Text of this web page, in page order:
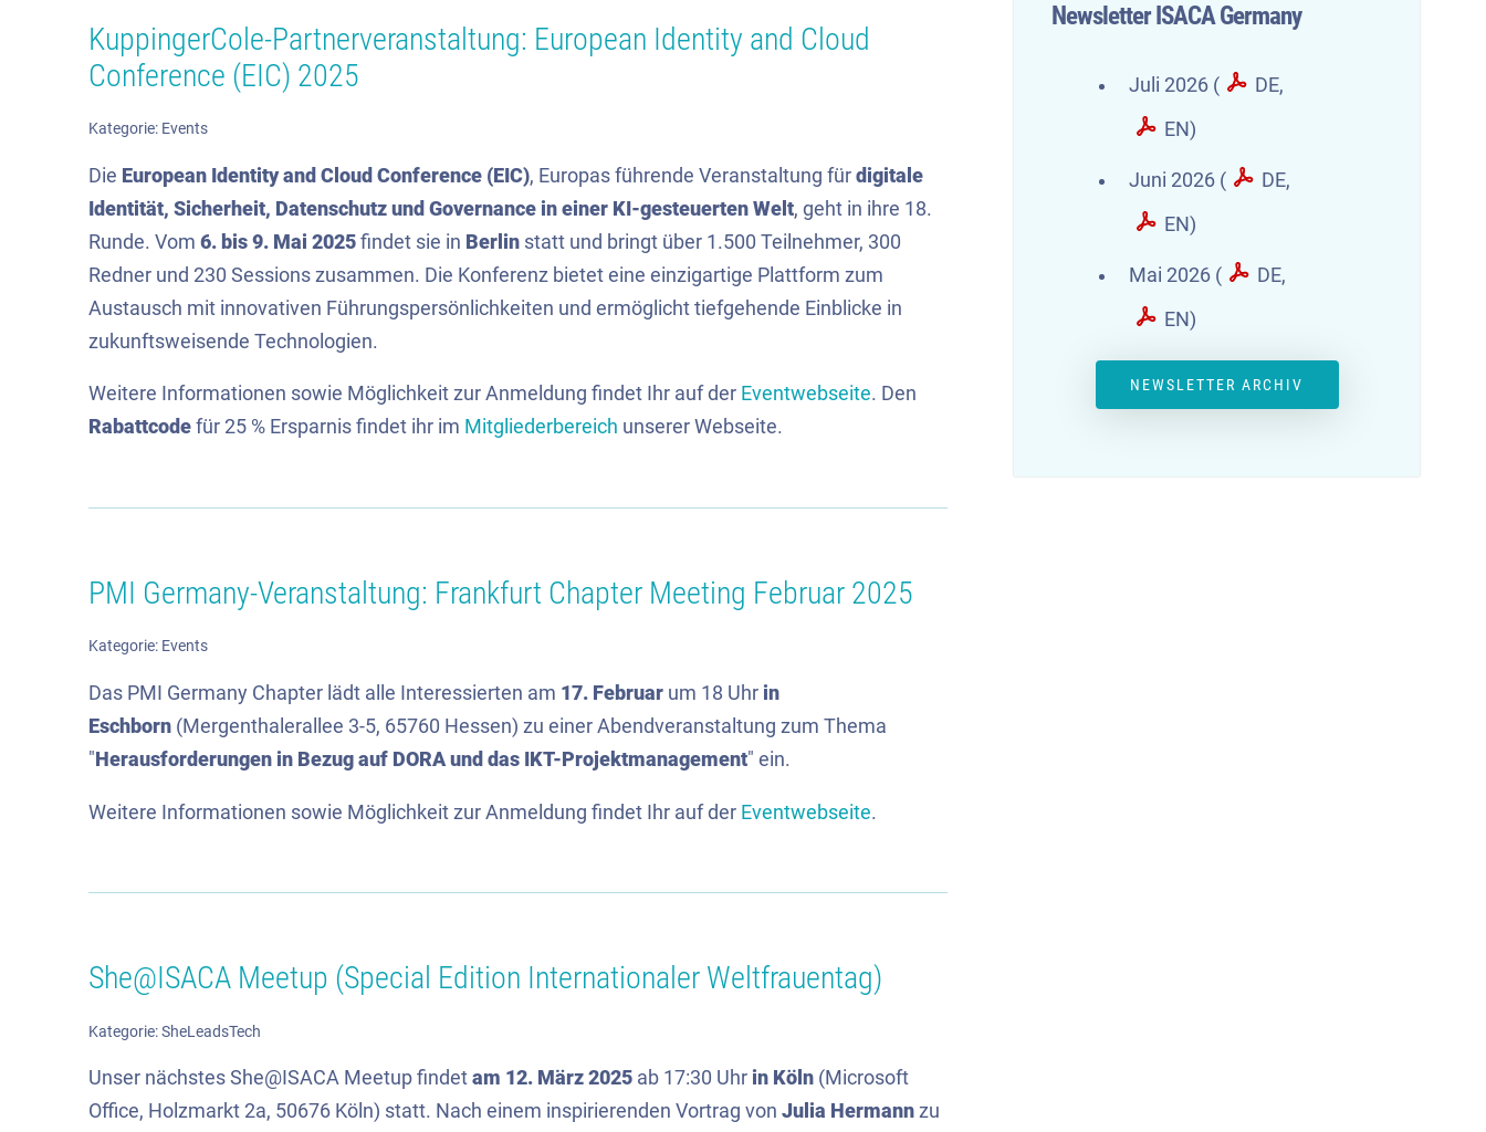
KuppingerCole-Partnerveranstaltung: European Identity and Cloud
Conference (EIC) 2025
Kategorie: Events
Die European Identity and Cloud Conference (EIC), Europas führende Veranstaltung für digitale
Identität, Sicherheit, Datenschutz und Governance in einer KI-gesteuerten Welt, geht in ihre 18.
Runde. Vom 6. bis 9. Mai 2025 findet sie in Berlin statt und bringt über 1.500 Teilnehmer, 300
Redner und 230 Sessions zusammen. Die Konferenz bietet eine einzigartige Plattform zum
Austausch mit innovativen Führungspersönlichkeiten und ermöglicht tiefgehende Einblicke in
zukunftsweisende Technologien.
Weitere Informationen sowie Möglichkeit zur Anmeldung findet Ihr auf der Eventwebseite. Den
Rabattcode für 25 % Ersparnis findet ihr im Mitgliederbereich unserer Webseite.
PMI Germany-Veranstaltung: Frankfurt Chapter Meeting Februar 2025
Kategorie: Events
Das PMI Germany Chapter lädt alle Interessierten am 17. Februar um 18 Uhr in
Eschborn (Mergenthalerallee 3-5, 65760 Hessen) zu einer Abendveranstaltung zum Thema
"Herausforderungen in Bezug auf DORA und das IKT-Projektmanagement" ein.
Weitere Informationen sowie Möglichkeit zur Anmeldung findet Ihr auf der Eventwebseite.
She@ISACA Meetup (Special Edition Internationaler Weltfrauentag)
Kategorie:SheLeadsTech
Unser nächstes She@ISACA Meetup findet am 12. März 2025 ab 17:30 Uhr in Köln (Microsoft
Office, Holzmarkt 2a, 50676 Köln) statt. Nach einem inspirierenden Vortrag von Julia Hermann zu
Newsletter ISACA Germany
Juli 2026 ( DE,
EN)
Juni 2026 ( DE,
EN)
Mai 2026 ( DE,
EN)
NEWSLETTER ARCHIV